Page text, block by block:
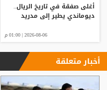
أغلى صفقة في تاريخ الريال..
ديوماندي يطير إلى مدريد
2026-08-06 | 01:00 م
أخبار متعلقة